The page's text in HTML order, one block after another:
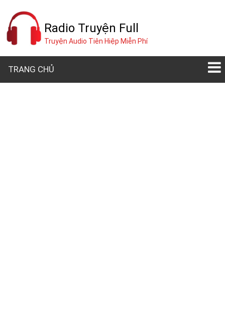
Radio Truyện Full
Truyện Audio Tiên Hiệp Miễn Phí
TRANG CHỦ